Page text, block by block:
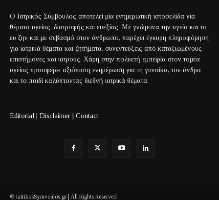
Ο Ιατρικός Σύμβουλος αποτελεί μία ενημερωτική ιστοσελίδα για
θέματα υγείας, διατροφής και ευεξίας. Με γνώμονα την υγεία και το
ευ ζην και με σεβασμό στον άνθρωπο, παρέχει έγκυρη πληροφόρηση
για ιατρικά θέματα και ζητήματα, συνεντεύξεις από καταξιωμένους
επιστήμονες και ιατρούς. Χάρη στην πολυετή εμπειρία στον τομέα
υγείας προσφέρει αξιόπιστη ενημέρωση για τη γυναίκα, τον άνδρα
και το παιδί καλύπτοντας διεθνή ιατρικά θέματα.
Editorial | Disclaimer | Contact
© IatrikosSymvoulos.gr | All Rights Reserved